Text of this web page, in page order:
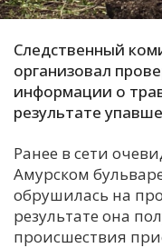
И
К
М
Следственный
организовал
информации о
результате
Ранее в сети
Амурском
обрушилась на
результате она
происшествия